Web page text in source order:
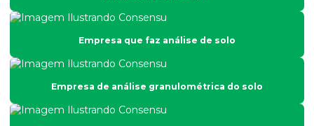
Análise física do solo
Empresa que faz análise de solo
Empresa de análise granulométrica do solo